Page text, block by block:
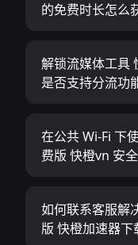
的免费时长怎么
解锁流媒体工具
是否支持分流功
在公共 Wi-Fi 下
费版 快橙vn 安全
如何联系客服解
版 快橙加速器下